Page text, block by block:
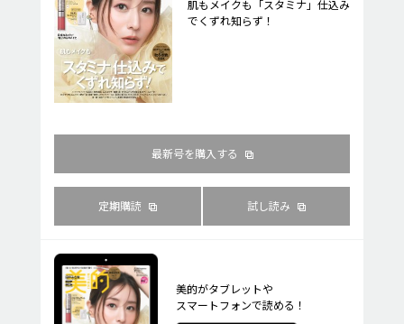
肌もメイクも「スタミナ」仕込み
でくずれ知らず！
最新号を購入する
定期購読 試し読み
美的がタブレットや
スマートフォンで読める！